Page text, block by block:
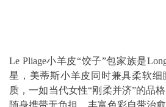
Le Pliage小羊皮“饺子”包家族是
星，美蒂斯小羊皮同时兼具柔软
质，一如当代女性“刚柔并济”的品
随身携带无负担。丰富色彩自带治